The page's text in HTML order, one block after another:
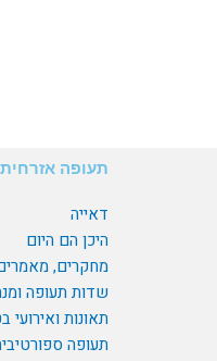
תעופה אזרחית
דאייה
היכן הם היום
מחקרים,
שדות תעופה
תאונות ואירועי
תעופה